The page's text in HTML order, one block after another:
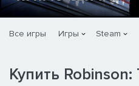
Все игры Игры Steam
Купить